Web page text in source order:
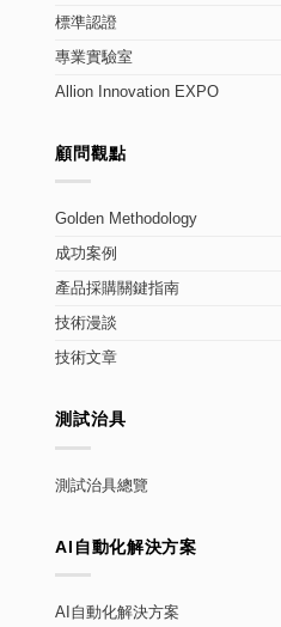
標準認證
專業實驗室
Allion Innovation EXPO
顧問觀點
Golden Methodology
成功案例
產品採購關鍵指南
技術漫談
技術文章
測試治具
測試治具總覽
AI自動化解決方案
AI自動化解決方案